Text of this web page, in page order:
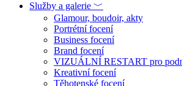
Služby a galerie ﹀
Glamour, boudoir, akty
Portrétní focení
Business focení
Brand focení
VIZUÁLNÍ RESTART pro
Kreativní focení
Těhotenské focení